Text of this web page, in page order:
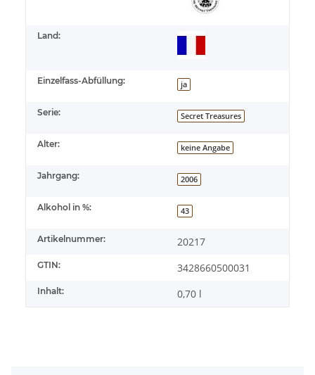
Land:
Einzelfass-Abfüllung: ja
Serie: Secret Treasures
Alter: keine Angabe
Jahrgang: 2006
Alkohol in %: 43
Artikelnummer: 20217
GTIN: 3428660500031
Inhalt: 0,70 l